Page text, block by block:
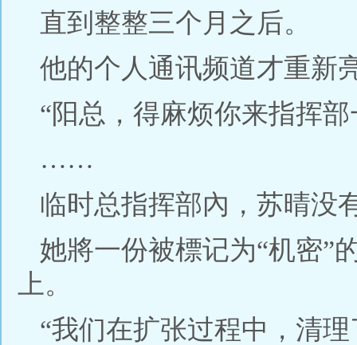
直到整整三个月之后。
他的个人通讯频道才重新
“阳总，得麻烦你来指挥部
……
临时总指挥部內，苏晴没
她將一份被標记为“机密”
上。
“我们在扩张过程中，清